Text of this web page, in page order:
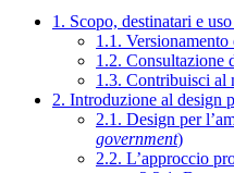
1. Scopo, destinatari e
1.1. Versionamento
1.2. Consultazione
1.3. Contribuisci al
2. Introduzione al design
2.1. Design per
government)
2.2. L’approccio